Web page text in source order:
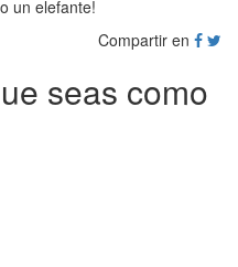
Compartir en
seas como